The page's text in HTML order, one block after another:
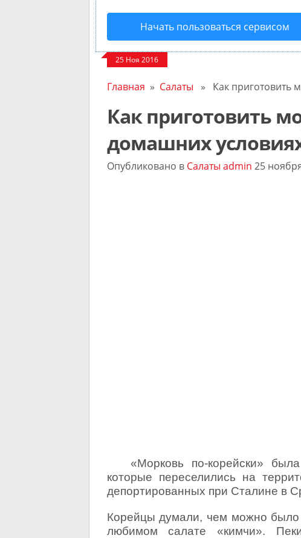
Начать пользоваться сервисом
25 Ноя 2016
Главная » Салаты » Как приготовить
Как приготовить
домашних
Опубликовано в Салаты admin 25
«Морковь по-корейски» была
которые переселились на
депортированных при Сталине в
Корейцы думали, чем можно было
любимом салате «кимчи».